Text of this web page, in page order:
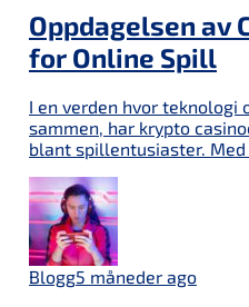
Oppdagelsen av
for Online Spill
I en verden hvor teknologi
sammen, har krypto
blant spillentusiaster. Med
Blogg5 måneder ago